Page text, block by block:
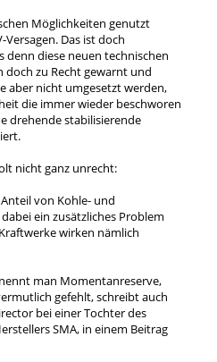
Möglichkeiten genutzt
Das ist doch
denn diese neuen technischen
doch zu Recht gewarnt und
aber nicht umgesetzt werden,
die immer wieder beschworen
drehende stabilisierende
nicht ganz unrecht:
von Kohle- und
ein zusätzliches Problem
wirken nämlich
man Momentanreserve,
gefehlt, schreibt auch
bei einer Tochter des
SMA, in einem Beitrag